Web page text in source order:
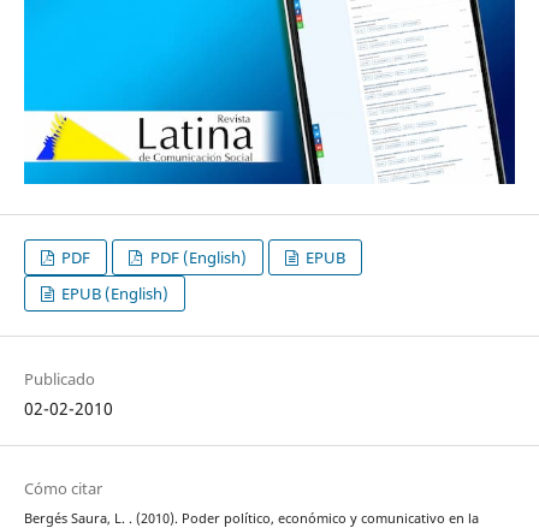
PDF PDF (English)
EPUB
EPUB (English)
Publicado
02-02-2010
Cómo citar
Bergés Saura, L. . (2010). Poder político, económico y comunicativo en la